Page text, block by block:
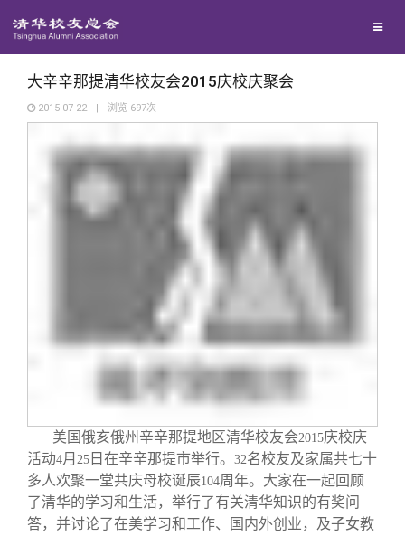
地区联络
院系校友工作
专业委员会
兴趣群体
回馈母校
捐赠新闻
捐赠纪事
捐赠方法
《清华校友通讯》
《水木清华》
我要订阅
清华人物
清华故事
校友文苑
校友讲坛
校友视界
终身学习
三创大赛
实用信息
校友总会
会长致辞
总会章程
理事会名单
关闭
大辛辛那提清华校友会2015庆校庆聚会
2015-07-22 | 浏览 697次
美国俄亥俄州辛辛那提地区清华校友会2015庆校庆
活动4月 25 日在辛辛那提市举行。 32名校友及家属共七十
多人欢聚一堂共庆母校诞辰104周年。大家在一起回顾
了清华的学习和生活，举行了有关清华知识的有奖问
答，并讨论了在美学习和工作、国内外创业，及子女教